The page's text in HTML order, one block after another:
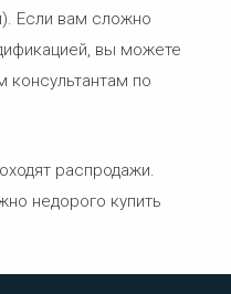
Если вам сложно
вы можете
по
распродажи.
недорого купить